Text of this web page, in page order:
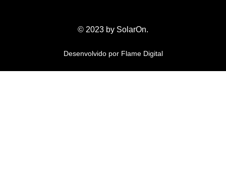
© 2023 by SolarOn.
Desenvolvido por Flame Digital